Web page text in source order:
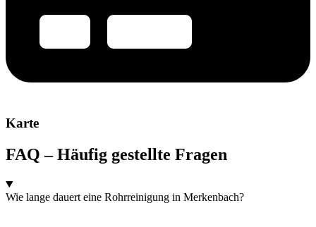
Karte
FAQ – Häufig gestellte Fragen
Wie lange dauert eine Rohrreinigung in Merkenbach?